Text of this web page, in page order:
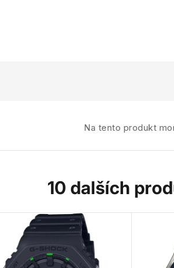
Na tento produkt
10 dalších